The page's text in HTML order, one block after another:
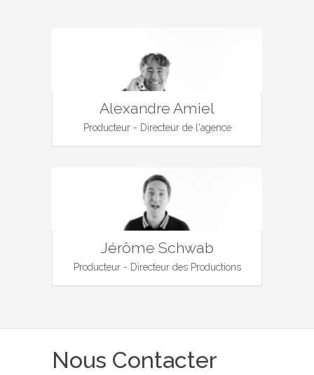
Alexandre Amiel
Producteur - Directeur de l'agence
Jérôme Schwab
Producteur - Directeur des Productions
Nous Contacter